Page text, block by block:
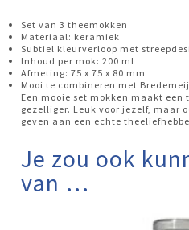
Set van 3 theemokken
Materiaal: keramiek
Subtiel kleurverloop met
Inhoud per mok: 200 ml
Afmeting: 75 x 75 x 80 mm
Mooi te combineren met
Een mooie set mokken maakt een
gezelliger. Leuk voor jezelf, maar
geven aan een echte
Je zou ook
van …